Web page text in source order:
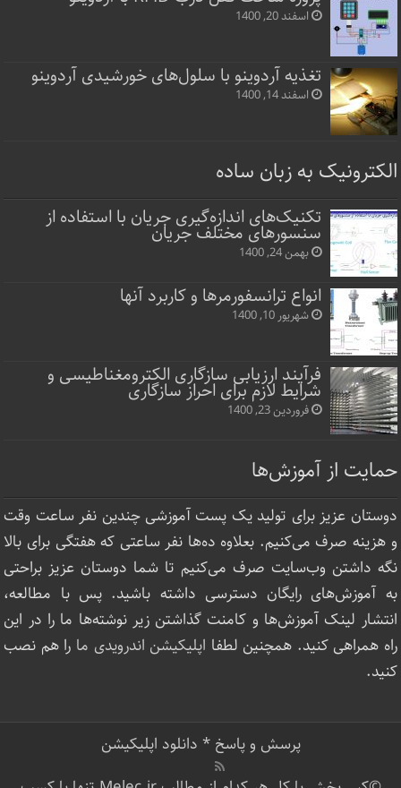
اسفند 20, 1400
تغذیه آردوینو با سلول‌های خورشیدی آردوینو
اسفند 14, 1400
الکترونیک به زبان ساده
تکنیک‌های اندازه‌گیری جریان با استفاده از
سنسورهای مختلف جریان
بهمن 24, 1400
انواع ترانسفورمرها و کاربرد آنها
شهریور 10, 1400
فرآیند ارزیابی سازگاری الکترومغناطیسی و
شرایط لازم برای احراز سازگاری
فروردین 23, 1400
حمایت از آموزش‌ها
دوستان عزیز برای تولید یک پست آموزشی چندین نفر ساعت‌ وقت
و هزینه صرف می‌کنیم. بعلاوه ده‌ها نفر ساعتی که هفتگی برای بالا
نگه داشتن وب‌سایت صرف ‌می‌کنیم تا شما دوستان عزیز براحتی
به آموزش‌های رایگان دسترسی داشته باشید. پس با مطالعه،
انتشار لینک‌ آموزش‌ها و کامنت گذاشتن زیر نوشته‌‌ها ما را در این
راه همراهی کنید. همچنین لطفا اپلیکیشن اندرویدی ما را هم نصب
کنید.
پرسش و پاسخ* دانلود اپلیکیشن